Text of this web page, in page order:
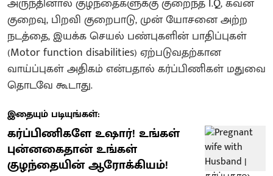
குறைவு, பிறவி குறைபாடு, முன் யோசனை அற்ற
நடத்தை, இயக்க செயல் பண்புகளின் பாதிப்புகள்
(Motor function disabilities) ஏற்படுவதற்கான
வாய்ப்புகள் அதிகம் என்பதால் கர்ப்பிணிகள் மதுவை
தொடவே கூடாது.
இதையும் படியுங்கள்:
கர்ப்பிணிகளே உஷார்! உங்கள்
புன்னகைதான் உங்கள்
குழந்தையின் ஆரோக்கியம்!